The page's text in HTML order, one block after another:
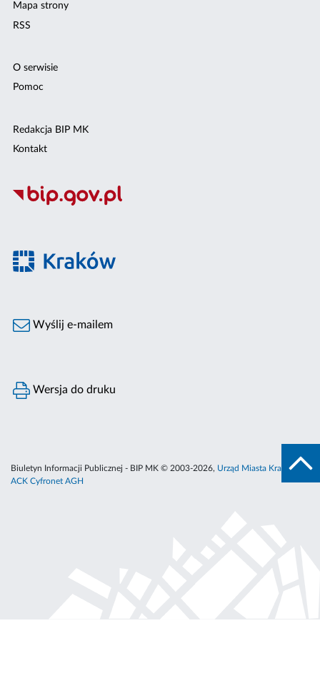
Mapa strony
RSS
O serwisie
Pomoc
Redakcja BIP MK
Kontakt
Wyślij e-mailem
Wersja do druku
Biuletyn Informacji Publicznej - BIP MK © 2003-2026, Urząd Miasta Krakowa
ACK Cyfronet AGH